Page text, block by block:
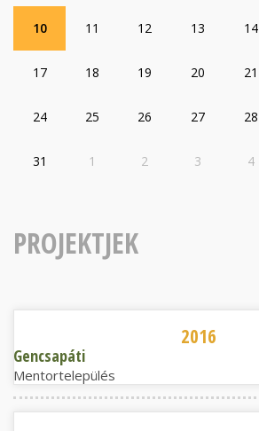
10 11 12 13 14
17 18 19 20 21
24 25 26 27 28
31 1 2 3 4
PROJEKTJEK
2016
Gencsapáti
Mentortelepülés